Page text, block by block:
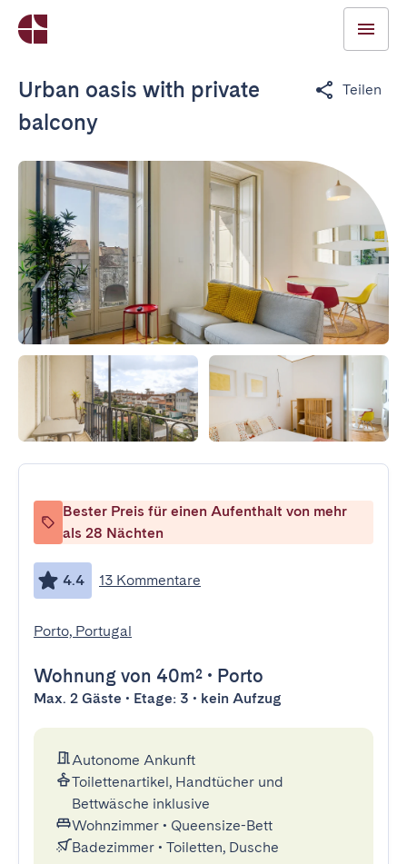
Urban oasis with private
balcony
Teilen
Bester Preis für einen Aufenthalt von mehr
als 28 Nächten
4.4 13 Kommentare
Porto, Portugal
Wohnung von 40m² • Porto
Max. 2 Gäste • Etage: 3 • kein Aufzug
Autonome Ankunft
Toilettenartikel, Handtücher und
Bettwäsche inklusive
Wohnzimmer • Queensize-Bett
Badezimmer • Toiletten, Dusche